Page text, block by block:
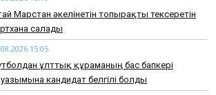
Марстан әкелінетін топырақты тексеретін
салады
15:05
ұлттық құраманың бас бапкері
кандидат белгілі болды